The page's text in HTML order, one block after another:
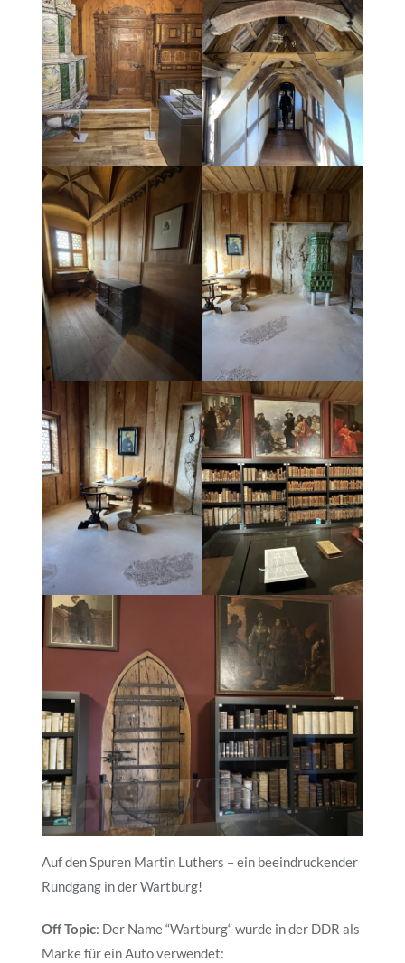
Auf den Spuren Martin Luthers – ein beeindruckender
Rundgang in der Wartburg!
Off Topic: Der Name “Wartburg“ wurde in der DDR als
Marke für ein Auto verwendet: